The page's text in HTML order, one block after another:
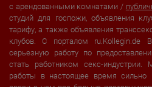
с арендованными комнатами /
студий для госпожи, объявления
тарифу, а также объявления
клубов. С порталом ru.Kollegin.de
серьезную работу по
стать работником секс-
работы в настоящее время сильно